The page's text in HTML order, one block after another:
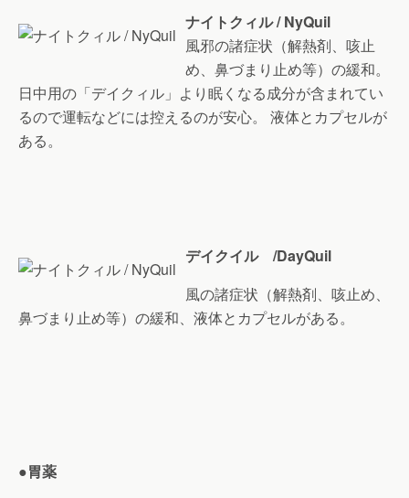
ナイトクィル / NyQuil
風邪の諸症状（解熱剤、咳止
め、鼻づまり止め等）の緩和。
日中用の「デイクィル」より眠くなる成分が含まれてい
るので運転などには控えるのが安心。 液体とカプセルが
ある。
デイクイル /DayQuil
風の諸症状（解熱剤、咳止め、
鼻づまり止め等）の緩和、液体とカプセルがある。
●胃薬